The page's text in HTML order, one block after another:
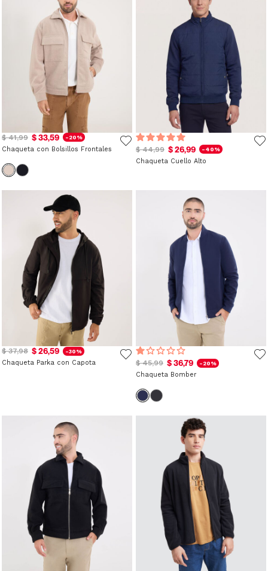
$ 41,99 $ 33,59 -20%
Chaqueta con Bolsillos Frontales $ 44,99 $ 26,99 -40%
Chaqueta Cuello Alto
$ 37,98 $ 26,59 -30%
Chaqueta Parka con Capota $ 45,99 $ 36,79 -20%
Chaqueta Bomber